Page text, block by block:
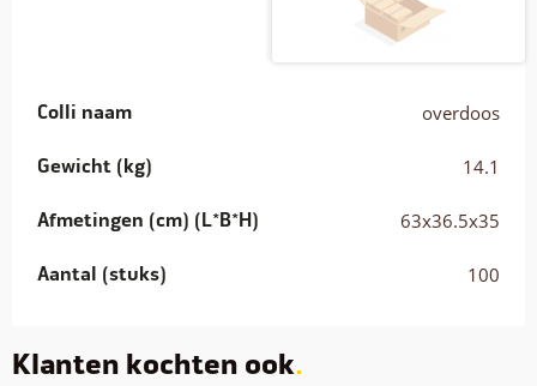
Colli naam overdoos
Gewicht (kg) 14.1
Afmetingen (cm) (L*B*H) 63x36.5x35
Aantal (stuks) 100
Klanten kochten ook